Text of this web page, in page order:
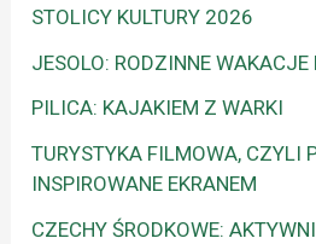
STOLICY KULTURY 2026
JESOLO: RODZINNE
PILICA: KAJAKIEM Z WARKI
TURYSTYKA FILMOWA, CZYLI
INSPIROWANE EKRANEM
CZECHY ŚRODKOWE: